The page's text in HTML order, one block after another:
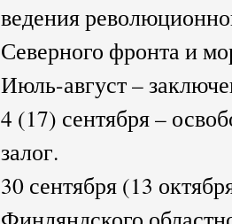
ведения
Северного фронта и
Июль-август –
4 (17) сентября –
залог.
30 сентября (13